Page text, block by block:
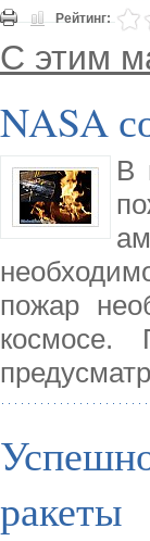
Рейтинг:
С этим
NASA
В
пожар
космосе.
ракеты